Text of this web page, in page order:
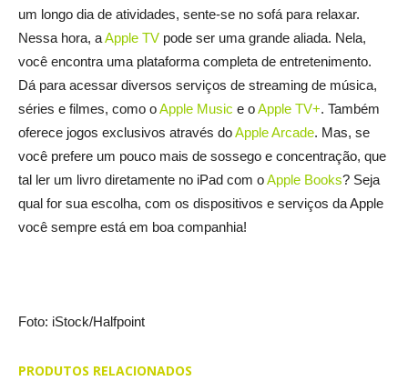
um longo dia de atividades, sente-se no sofá para relaxar.
Nessa hora, aApple TV pode ser uma grande aliada. Nela,
você encontra uma plataforma completa de entretenimento.
Dá para acessar diversos serviços de streaming de música,
séries e filmes, como oApple Music e oApple TV+. Também
oferece jogos exclusivos através doApple Arcade. Mas, se
você prefere um pouco mais de sossego e concentração, que
tal ler um livro diretamente no iPad com oApple Books? Seja
qual for sua escolha, com os dispositivos e serviços da Apple
você sempre está em boa companhia!
Foto: iStock/Halfpoint
PRODUTOS RELACIONADOS